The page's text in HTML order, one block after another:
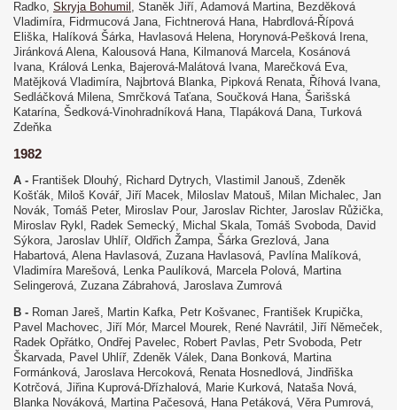
Radko, Skryja Bohumil , Staněk Jiří, Adamová Martina, Bezděková
Vladimíra, Fidrmucová Jana, Fichtnerová Hana, Habrdlová-Řípová
Eliška, Halíková Šárka, Havlasová Helena, Horynová-Pešková Irena,
Jiránková Alena, Kalousová Hana, Kilmanová Marcela, Kosánová
Ivana, Králová Lenka, Bajerová-Malátová Ivana, Marečková Eva,
Matějková Vladimíra, Najbrtová Blanka, Pipková Renata, Říhová Ivana,
Sedláčková Milena, Smrčková Taťana, Součková Hana, Šarišská
Katarína, Šedková-Vinohradníková Hana, Tlapáková Dana, Turková
Zdeňka
1982
A - František Dlouhý, Richard Dytrych, Vlastimil Janouš, Zdeněk
Košťák, Miloš Kovář, Jiří Macek, Miloslav Matouš, Milan Michalec, Jan
Novák, Tomáš Peter, Miroslav Pour, Jaroslav Richter, Jaroslav Růžička,
Miroslav Rykl, Radek Semecký, Michal Skala, Tomáš Svoboda, David
Sýkora, Jaroslav Uhlíř, Oldřich Žampa, Šárka Grezlová, Jana
Habartová, Alena Havlasová, Zuzana Havlasová, Pavlína Malíková,
Vladimíra Marešová, Lenka Paulíková, Marcela Polová, Martina
Selingerová, Zuzana Zábrahová, Jaroslava Zumrová
B - Roman Jareš, Martin Kafka, Petr Košvanec, František Krupička,
Pavel Machovec, Jiří Mór, Marcel Mourek, René Navrátil, Jiří Němeček,
Radek Opřátko, Ondřej Pavelec, Robert Pavlas, Petr Svoboda, Petr
Škarvada, Pavel Uhlíř, Zdeněk Válek, Dana Bonková, Martina
Formánková, Jaroslava Hercoková, Renata Hosnedlová, Jindřiška
Kotrčová, Jiřina Kuprová-Dřízhalová, Marie Kurková, Nataša Nová,
Blanka Nováková, Martina Pačesová, Hana Petáková, Věra Pumrová,